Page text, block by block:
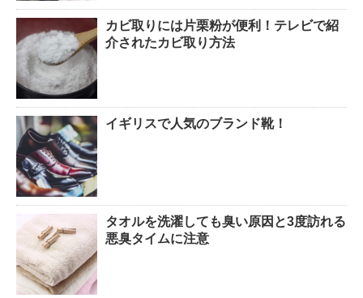
カビ取りには片栗粉が便利！テレビで紹
介されたカビ取り方法
イギリスで人気のブランド靴！
タオルを洗濯しても臭い原因と3度訪れる
悪臭タイムに注意